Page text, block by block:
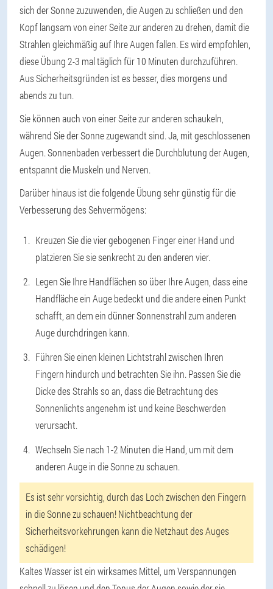
sich der Sonne zuzuwenden, die Augen zu schließen und den
Kopf langsam von einer Seite zur anderen zu drehen, damit die
Strahlen gleichmäßig auf Ihre Augen fallen. Es wird empfohlen,
diese Übung 2-3 mal täglich für 10 Minuten durchzuführen.
Aus Sicherheitsgründen ist es besser, dies morgens und
abends zu tun.
Sie können auch von einer Seite zur anderen schaukeln,
während Sie der Sonne zugewandt sind. Ja, mit geschlossenen
Augen. Sonnenbaden verbessert die Durchblutung der Augen,
entspannt die Muskeln und Nerven.
Darüber hinaus ist die folgende Übung sehr günstig für die
Verbesserung des Sehvermögens:
Kreuzen Sie die vier gebogenen Finger einer Hand und
platzieren Sie sie senkrecht zu den anderen vier.
Legen Sie Ihre Handflächen so über Ihre Augen, dass eine
Handfläche ein Auge bedeckt und die andere einen Punkt
schafft, an dem ein dünner Sonnenstrahl zum anderen
Auge durchdringen kann.
Führen Sie einen kleinen Lichtstrahl zwischen Ihren
Fingern hindurch und betrachten Sie ihn. Passen Sie die
Dicke des Strahls so an, dass die Betrachtung des
Sonnenlichts angenehm ist und keine Beschwerden
verursacht.
Wechseln Sie nach 1-2 Minuten die Hand, um mit dem
anderen Auge in die Sonne zu schauen.
Es ist sehr vorsichtig, durch das Loch zwischen den Fingern
in die Sonne zu schauen! Nichtbeachtung der
Sicherheitsvorkehrungen kann die Netzhaut des Auges
schädigen!
Kaltes Wasser ist ein wirksames Mittel, um Verspannungen